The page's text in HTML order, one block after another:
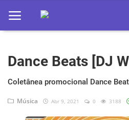
Home
Apps
Ebooks
Dance Beats [DJ
Coletânea promocional Dance
Música Abr 9, 2021 0 3188